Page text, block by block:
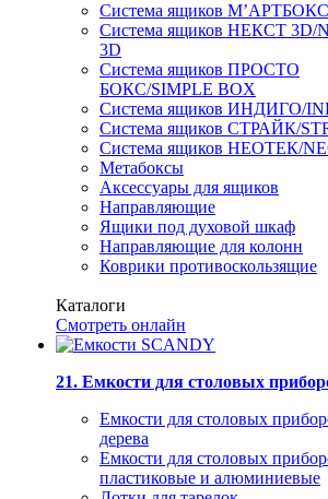
Система ящиков М’АРТБОКС
Система ящиков НЕКСТ 3D/
3D
Система ящиков ПРОСТО
БОКС/SIMPLE BOX
Система ящиков ИНДИГО/
Система ящиков СТРАЙК/
Система ящиков НЕОТЕК/
Метабоксы
Аксессуары для ящиков
Направляющие
Ящики под духовой шкаф
Направляющие для колонн
Коврики противоскользящие
Каталоги
Смотреть онлайн
21. Емкости для столовых
Емкости для столовых
дерева
Емкости для столовых
пластиковые и алюминиевые